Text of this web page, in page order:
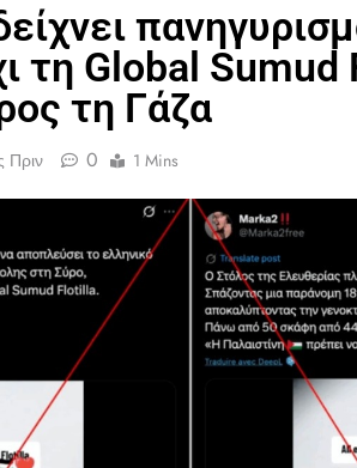
τη Global
τη Γάζα
Πριν 0 1 Mins